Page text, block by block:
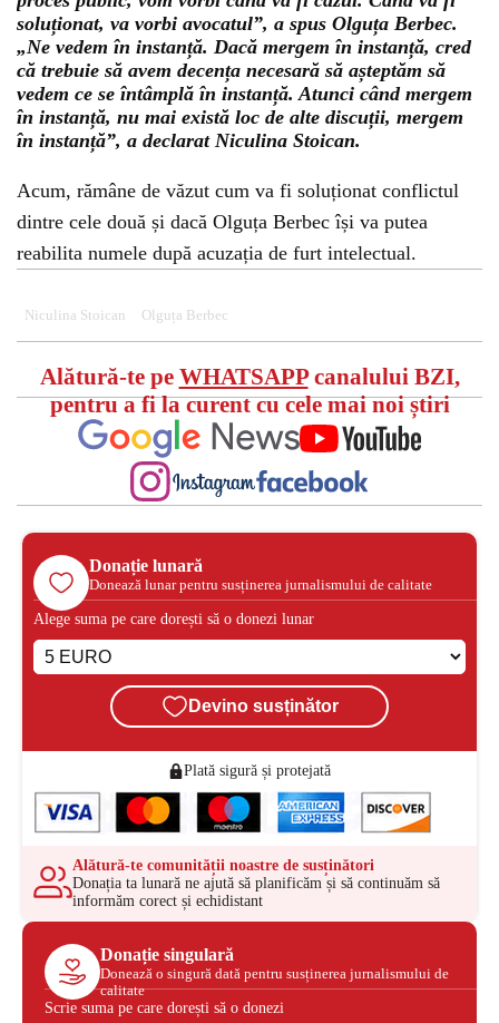
soluționat, va vorbi avocatul”, a spus Olguța Berbec.
„Ne vedem în instanță. Dacă mergem în instanță, cred
că trebuie să avem decența necesară să așteptăm să
vedem ce se întâmplă în instanță. Atunci când mergem
în instanță, nu mai există loc de alte discuții, mergem
în instanță”, a declarat Niculina Stoican.
Acum, rămâne de văzut cum va fi soluționat conflictul
dintre cele două și dacă Olguța Berbec își va putea
reabilita numele după acuzația de furt intelectual.
Niculina Stoican Olguța Berbec
Alătură-te pe WHATSAPPcanalului BZI,
pentru a fi la curent cu cele mai noi știri
Donație lunară
Donează lunar pentru susținerea jurnalismului de calitate
Alege suma pe care dorești să o donezi lunar
Devino susținător
Plată sigură și protejată
Alătură-te comunității noastre de susținători
Donația ta lunară ne ajută să planificăm și să continuăm să
informăm corect și echidistant
Donație singulară
Donează o singură dată pentru susținerea jurnalismului de
calitate
Scrie suma pe care dorești să o donezi